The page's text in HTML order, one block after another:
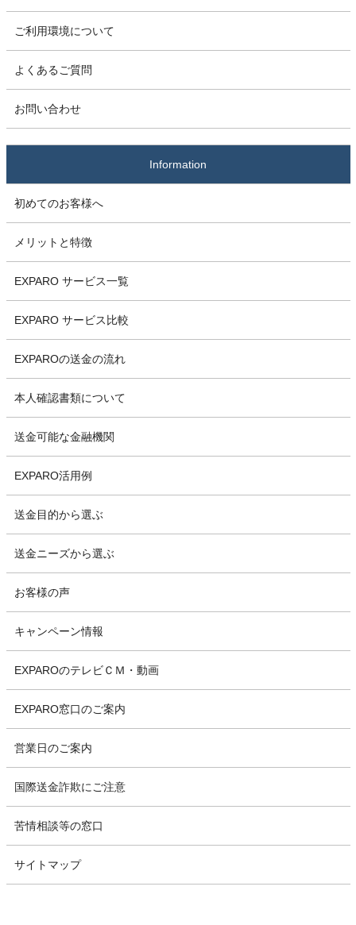
ご利用環境について
よくあるご質問
お問い合わせ
Information
初めてのお客様へ
メリットと特徴
EXPARO サービス一覧
EXPARO サービス比較
EXPAROの送金の流れ
本人確認書類について
送金可能な金融機関
EXPARO活用例
送金目的から選ぶ
送金ニーズから選ぶ
お客様の声
キャンペーン情報
EXPAROのテレビＣＭ・動画
EXPARO窓口のご案内
営業日のご案内
国際送金詐欺にご注意
苦情相談等の窓口
サイトマップ